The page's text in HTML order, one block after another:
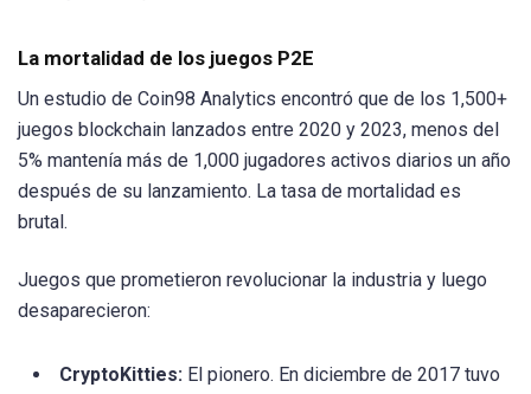
La mortalidad de los juegos P2E
Un estudio de Coin98 Analytics encontró que de los 1,500+
juegos blockchain lanzados entre 2020 y 2023, menos del
5% mantenía más de 1,000 jugadores activos diarios un año
después de su lanzamiento. La tasa de mortalidad es
brutal.
Juegos que prometieron revolucionar la industria y luego
desaparecieron:
CryptoKitties: El pionero. En diciembre de 2017 tuvo